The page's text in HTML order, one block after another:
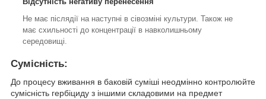
Не має післядії на наступні в сівозміні культури. Також не
має схильності до концентрації в навколишньому
середовищі.
Сумісність:
До процесу вживання в баковій суміші неодмінно контролюйте
сумісність гербіциду з іншими складовими на предмет